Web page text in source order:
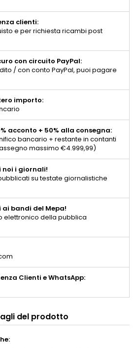
clienti:
e per richiesta ricambi post
con circuito PayPal:
/ con conto PayPal, puoi pagare
importo:
acconto + 50% alla consegna:
bancario + restante in contanti
massimo €4.999,99)
noi i giornali!
su testate giornalistiche
bandi del Mepa!
elettronico della pubblica
Clienti e WhatsApp:
del prodotto